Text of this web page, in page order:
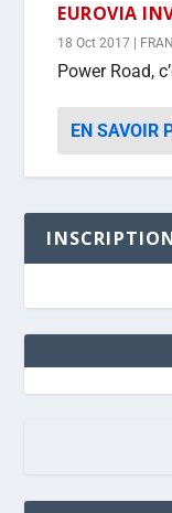
EUROVIA
18 Oct 2017
Power Road,
EN SAVOIR